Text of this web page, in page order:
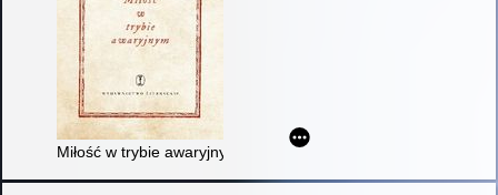
Miłość w trybie awaryjnym